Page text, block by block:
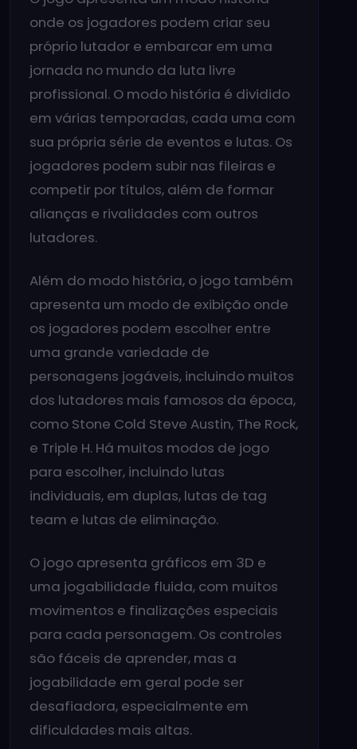
onde os jogadores podem criar seu
próprio lutador e embarcar em uma
jornada no mundo da luta livre
profissional. O modo história é dividido
em várias temporadas, cada uma com
sua própria série de eventos e lutas. Os
jogadores podem subir nas fileiras e
competir por títulos, além de formar
alianças e rivalidades com outros
lutadores.
Além do modo história, o jogo também
apresenta um modo de exibição onde
os jogadores podem escolher entre
uma grande variedade de
personagens jogáveis, incluindo muitos
dos lutadores mais famosos da época,
como Stone Cold Steve Austin, The Rock,
e Triple H. Há muitos modos de jogo
para escolher, incluindo lutas
individuais, em duplas, lutas de tag
team e lutas de eliminação.
O jogo apresenta gráficos em 3D e
uma jogabilidade fluida, com muitos
movimentos e finalizações especiais
para cada personagem. Os controles
são fáceis de aprender, mas a
jogabilidade em geral pode ser
desafiadora, especialmente em
dificuldades mais altas.